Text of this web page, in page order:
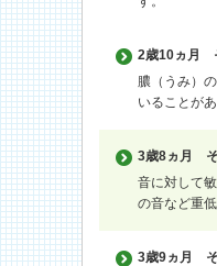
2歳10ヵ月
膿（うみ）
いることがあ
3歳8ヵ月
音に対して
の音など重低
3歳9ヵ月